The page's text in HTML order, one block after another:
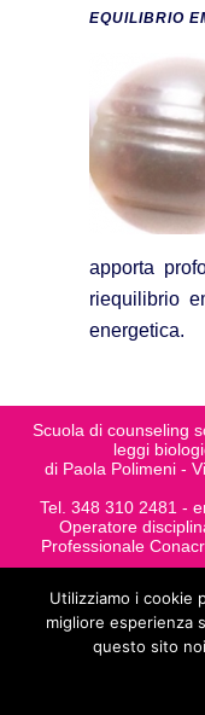
EQUILIBRIO
apporta
riequilibrio
energetica.
Scuola di counseling
leggi
di Paola Polimeni -
Tel. 348 310 2481 -
Operatore
Professionale
Utilizziamo i cookie
migliore esperienza
questo sito